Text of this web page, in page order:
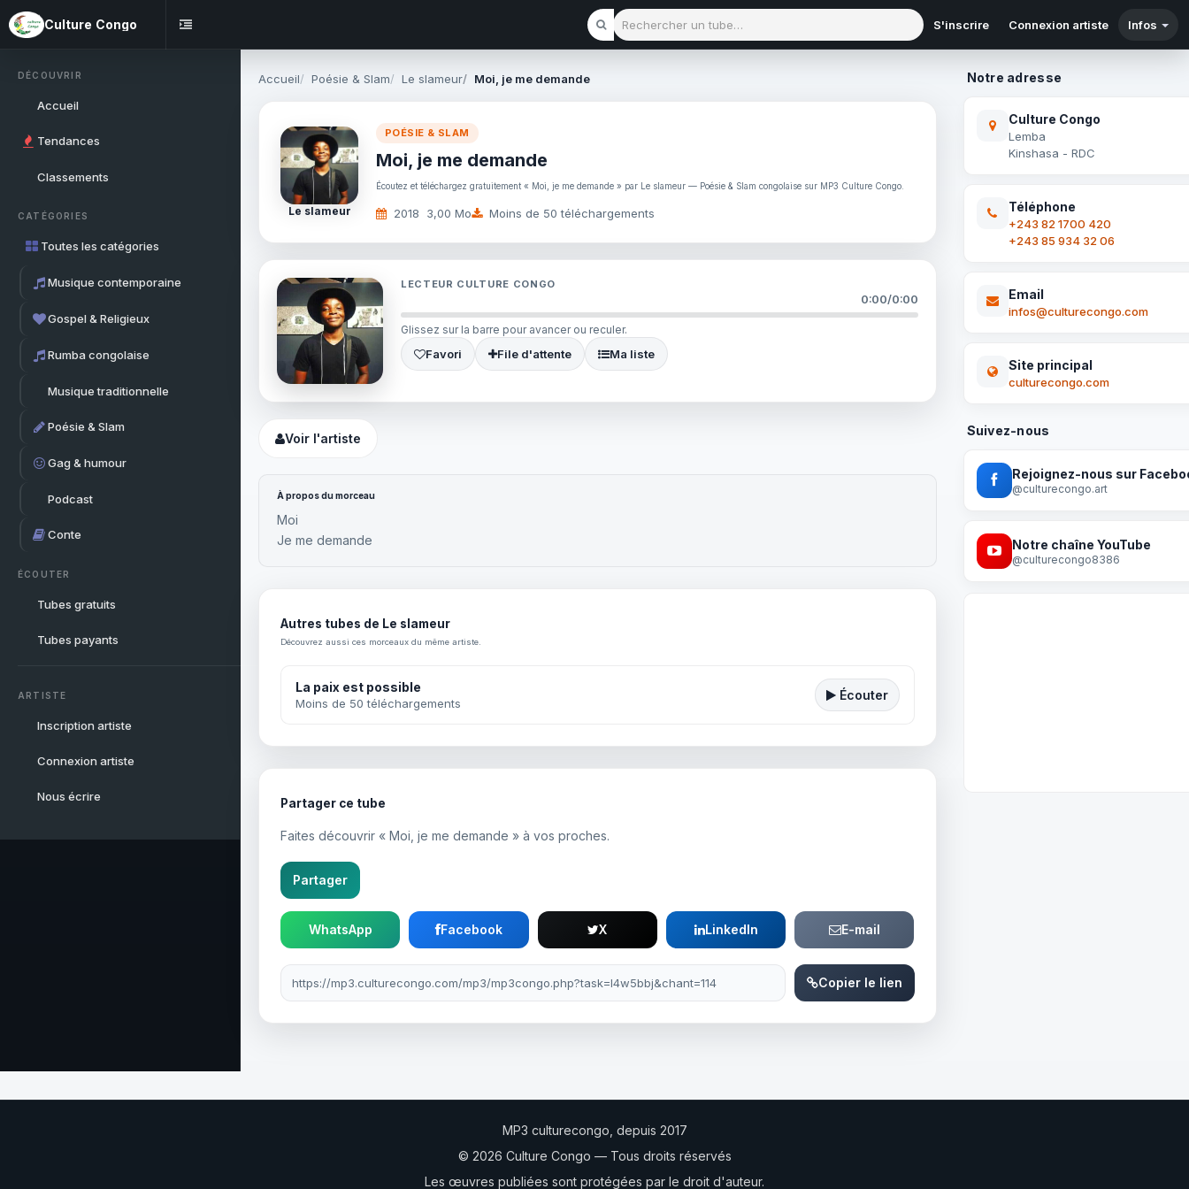
Culture Congo
Rechercher un tube
S'inscrire Connexion artiste Infos
DÉCOUVRIR
Accueil
Tendances
Classements
CATÉGORIES
Toutes les catégories
Musique contemporaine
Gospel & Religieux
Rumba congolaise
Musique traditionnelle
Poésie & Slam
Gag & humour
Podcast
Conte
ÉCOUTER
Tubes gratuits
Tubes payants
ARTISTE
Inscription artiste
Connexion artiste
Nous écrire
Accueil Poésie & Slam Le slameur Moi, je me demande
Le slameur
POÉSIE & SLAM
Moi, je me demande
Écoutez et téléchargez gratuitement « Moi, je me demande » par Le slameur — Poésie & Slam congolaise sur MP3 Culture Congo.
2018 3,00 Mo Moins de 50 téléchargements
LECTEUR CULTURE CONGO
0:00/0:00
Glissez sur la barre pour avancer ou reculer.
Favori File d'attente Ma liste
Voir l'artiste
À propos du morceau
Moi
Je me demande
Autres tubes de Le slameur
Découvrez aussi ces morceaux du même artiste.
La paix est possible
Moins de 50 téléchargements
Écouter
Partager ce tube
Faites découvrir « Moi, je me demande » à vos proches.
Partager
WhatsApp Facebook X LinkedIn E-mail
Lien à partager
Copier le lien
Notre adresse
Culture Congo
Lemba
Kinshasa - RDC
Téléphone
+243 82 1700 420
+243 85 934 32 06
Email
infos@culturecongo.com
Site principal
culturecongo.com
Suivez-nous
Rejoignez-nous sur
@culturecongo.art
Notre chaîne YouTube
@culturecongo8386
MP3 culturecongo, depuis 2017
© 2026 Culture Congo — Tous droits réservés
Les œuvres publiées sont protégées par le droit d'auteur.